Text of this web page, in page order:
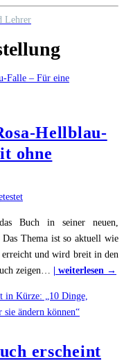
Lehrer
Hellblau-
ohne
Buch in seiner neuen,
Thema ist so aktuell wie
und wird breit in den
zeigen… | weiterlesen →
erscheint